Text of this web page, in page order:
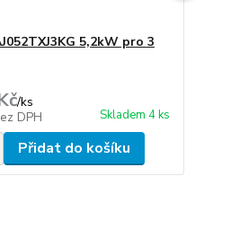
5,2kW pro 3
/ks
DPH Skladem 4 ks
Přidat do košíku